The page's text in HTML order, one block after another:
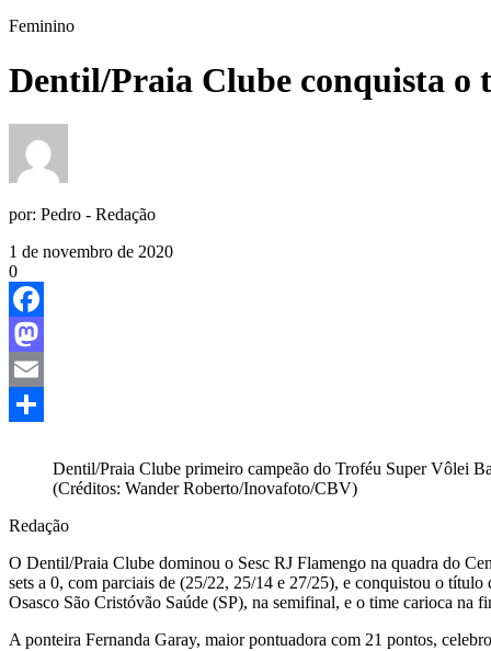
Feminino
Dentil/Praia Clube conquista o
por: Pedro - Redação
1 de novembro de 2020
0
Facebook
Mastodon
Email
Dentil/Praia Clube primeiro campeão do Troféu Super Vôlei
(Créditos: Wander Roberto/Inovafoto/CBV)
Redação
O Dentil/Praia Clube dominou o Sesc RJ Flamengo na quadra do
sets a 0, com parciais de (25/22, 25/14 e 27/25), e conquistou o
Osasco São Cristóvão Saúde (SP), na semifinal, e o time carioca na
A ponteira Fernanda Garay, maior pontuadora com 21 pontos,